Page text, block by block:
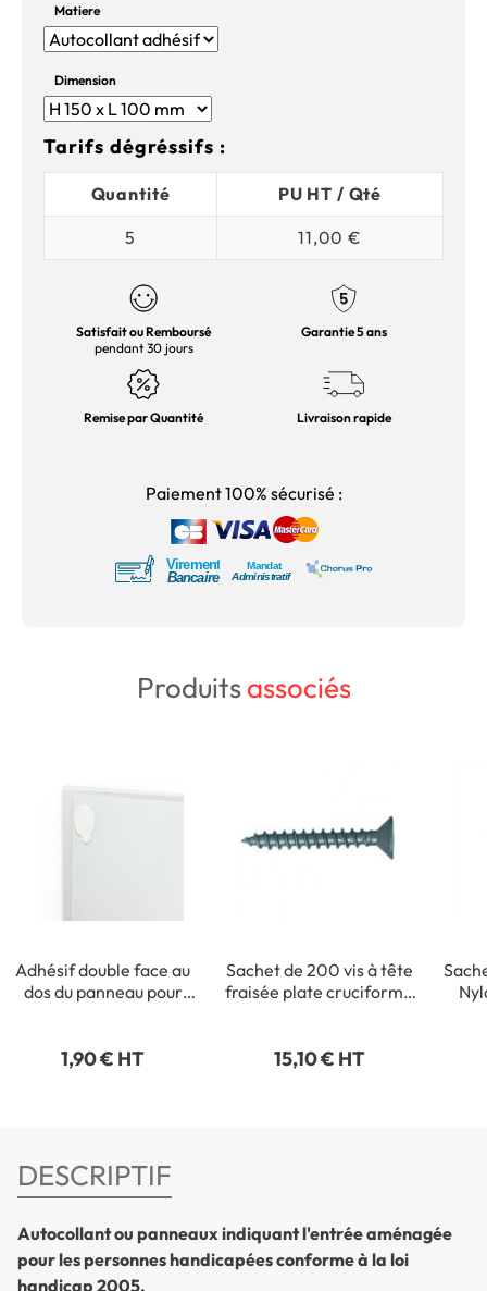
Matiere
Dimension
Tarifs dégréssifs :
Quantité
PU HT / Qté
5
11,00 €
Satisfait ou Remboursé
pendant 30 jours
Garantie 5 ans
Remise par Quantité Livraison rapide
Paiement 100% sécurisé :
Produitsassociés
Adhésif double face au
dos du panneau pour
1,90 € HT
Sachet de 200 vis à tête
fraisée plate cruciforme
15,10 € HT
DESCRIPTIF
Autocollant ou panneaux indiquant l'entrée aménagée
pour les personnes handicapées conforme à la loi
handicap 2005.